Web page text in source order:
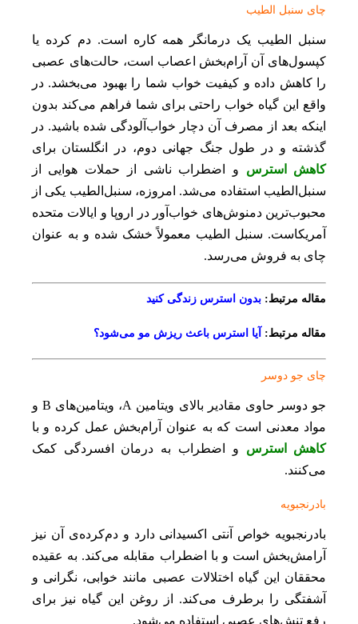
چای سنبل الطیب
سنبل الطیب یک درمانگر همه کاره است. دم کرده یا
کپسول‌های آن آرام‌بخش اعصاب است، حالت‌های عصبی
را کاهش داده و کیفیت خواب شما را بهبود می‌بخشد. در
واقع این گیاه خواب راحتی برای شما فراهم می‌کند بدون
اینکه بعد از مصرف آن دچار خواب‌آلودگی شده باشید. در
گذشته و در طول جنگ جهانی دوم، در انگلستان برای
کاهش استرس و اضطراب ناشی از حملات هوایی از
سنبل‌الطیب استفاده می‌شد. امروزه، سنبل‌الطیب یکی از
محبوب‌ترین دمنوش‌های خواب‌آور در اروپا و ایالات‌ متحده‌‌
آمریکاست. سنبل‌ الطیب معمولاً خشک شده و به ‌عنوان
چای به فروش می‌رسد.
مقاله مرتبط: بدون استرس زندگی کنید
مقاله مرتبط: آیا استرس باعث ریزش مو می‌شود؟
چای جو دوسر
جو دوسر حاوی مقادیر بالای ویتامین A، ویتامین‌های B و
مواد معدنی است که به عنوان آرام‌بخش عمل کرده و با
کاهش استرس و اضطراب به درمان افسردگی کمک
می‌کنند.
بادرنجبویه
بادرنجبویه خواص آنتی اکسیدانی دارد و دم‌کرده‌ی آن نیز
آرامش‌بخش است و با اضطراب مقابله می‌کند. به عقیده‌
محققان این گیاه اختلالات عصبی مانند خوابی، نگرانی و
آشفتگی را برطرف می‌کند. از روغن این گیاه نیز برای
رفع تنش‌های عصبی استفاده می‌شود.